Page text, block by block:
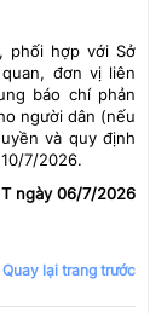
phối hợp với Sở
đơn vị liên
báo chí phản
người dân (nếu
và quy định
7/2026.
ngày 06/7/2026
Quay lại trang trước